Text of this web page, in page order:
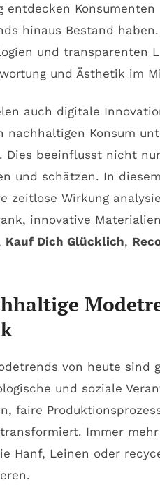
entdecken
hinaus Bestand
und transparenten
und Ästhetik im
auch digitale
nachhaltigen Konsum
Dies beeinflusst nicht
und schätzen. In
zeitlose Wirkung
innovative
Kauf Dich Glücklich,
von heute sind
und soziale
faire
Immer
Hanf, Leinen oder